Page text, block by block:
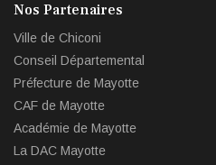
Nos Partenaires
Ville de Chiconi
Conseil Départemental
Préfecture de Mayotte
CAF de Mayotte
Académie de Mayotte
La DAC Mayotte